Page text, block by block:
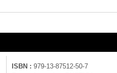
ISBN : 979-13-87512-50-7